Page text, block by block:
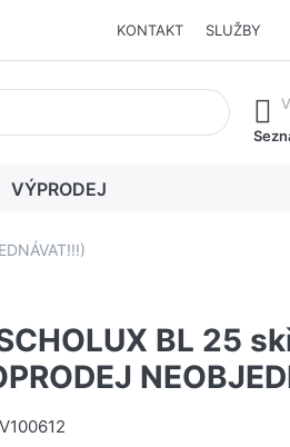
KONTAKT SLUŽBY
Stisknutím klávesy Enter
VÝPRODEJ
BL 25